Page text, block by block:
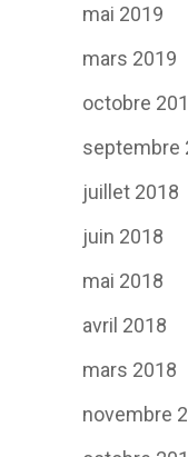
mai 2019
mars 2019
octobre
septembre
juillet 2018
juin 2018
mai 2018
avril 2018
mars 2018
novembre